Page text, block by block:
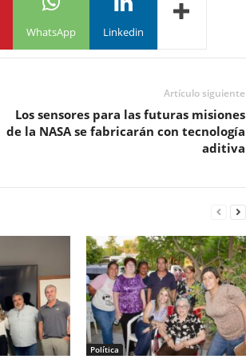
WhatsApp Linkedin
Artículo siguiente
Los sensores para las futuras misiones
de la NASA se fabricarán con tecnología
aditiva
Política